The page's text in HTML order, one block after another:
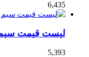
6,435
لیست قیمت سیم
5,393